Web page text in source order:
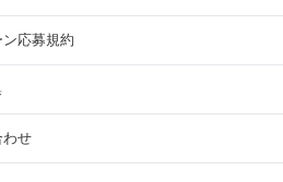
応募規約
わせ